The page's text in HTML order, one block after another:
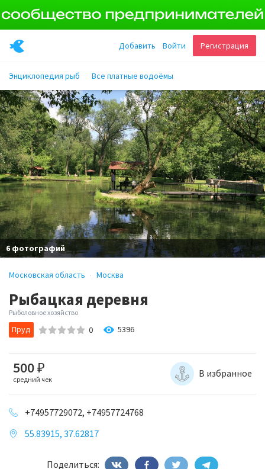
Регистрация
Войти
Добавить
Энциклопедия рыб Все платные водоёмы
6 фотографий
Московская область Москва
Рыбацкая деревня
Рыболовное хозяйство
Пруд 0 5396
500₽
средний чек
В избранное
+74957729072, +74957724768
55.83915, 37.62817
Поделиться: